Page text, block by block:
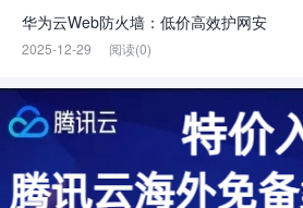
华为云Web防火墙：低价高效护网安
2025-12-29 阅读(0)